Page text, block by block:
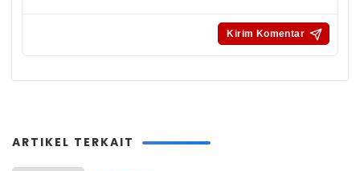
ARTIKEL TERKAIT